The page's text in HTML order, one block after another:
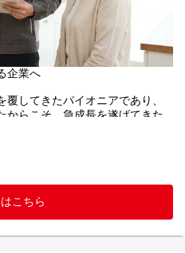
、年2回の昇給昇格するチャンス
)
トの調和を図るための休暇制度
入しております。
連続休暇を対象期間内に2回取得
制度）
生活とお客さまへのサービス
利用費用について、月3万円を上
企業へ
してきたパイオニアであり、
からこそ、急成長を遂げてきた
」「給与が安い」といったイ
すべく、以下のような制度を
ライベートのバランスを取り、
指しています。
こちら